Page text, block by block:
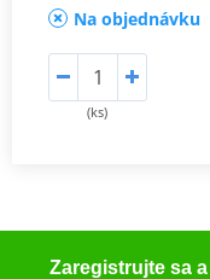
Na objednávku
(ks)
Zaregistrujte sa